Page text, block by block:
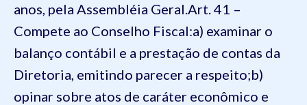
anos, pela Assembléia Geral.Art. 41 –
Compete ao Conselho Fiscal:a) examinar o
balanço contábil e a prestação de contas da
Diretoria, emitindo parecer a respeito;b)
opinar sobre atos de caráter econômico e